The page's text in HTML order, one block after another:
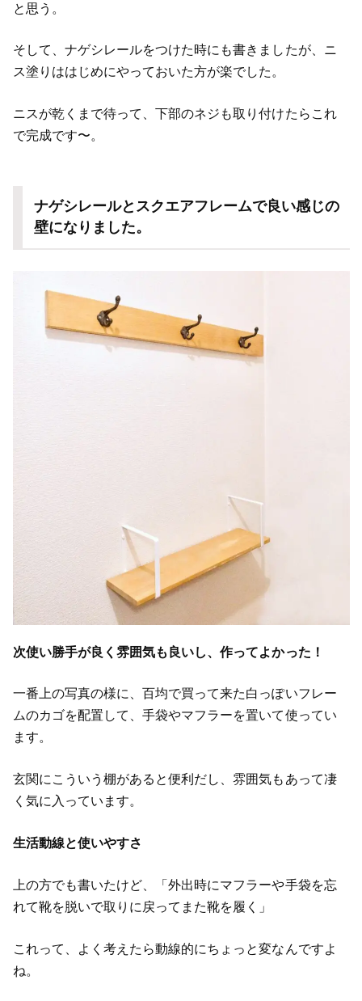
と思う。
そして、ナゲシレールをつけた時にも書きましたが、ニ
ス塗りははじめにやっておいた方が楽でした。
ニスが乾くまで待って、下部のネジも取り付けたらこれ
で完成です〜。
ナゲシレールとスクエアフレームで良い感じの
壁になりました。
次使い勝手が良く雰囲気も良いし、作ってよかった！
一番上の写真の様に、百均で買って来た白っぽいフレー
ムのカゴを配置して、手袋やマフラーを置いて使ってい
ます。
玄関にこういう棚があると便利だし、雰囲気もあって凄
く気に入っています。
生活動線と使いやすさ
上の方でも書いたけど、「外出時にマフラーや手袋を忘
れて靴を脱いで取りに戻ってまた靴を履く」
これって、よく考えたら動線的にちょっと変なんですよ
ね。